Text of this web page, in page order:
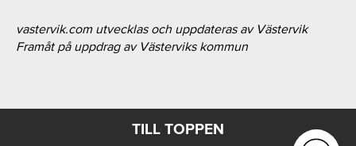
vastervik.com utvecklas och uppdateras av Västervik
Framåt på uppdrag av Västerviks kommun
TILL TOPPEN